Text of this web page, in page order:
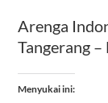
Arenga
Tangerang –
Menyukai ini: